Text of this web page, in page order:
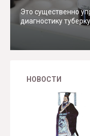
Это существенно
диагностику
НОВОСТИ